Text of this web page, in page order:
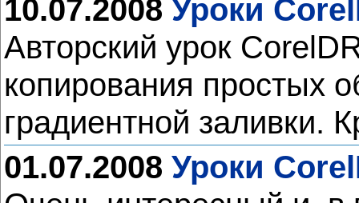
10.07.2008 Уроки
Авторский урок
копирования простых
градиентной заливки.
01.07.2008 Уроки